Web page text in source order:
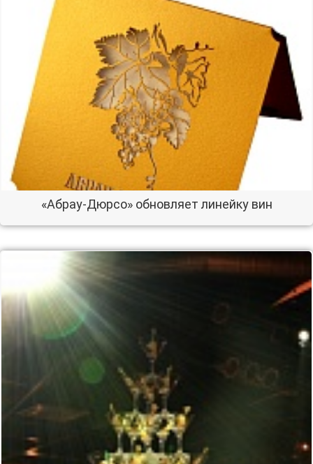
«Абрау-Дюрсо» обновляет линейку вин